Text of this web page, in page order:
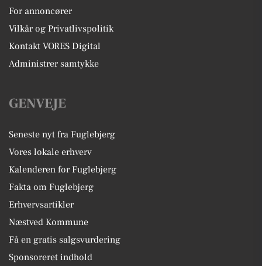
For annoncører
Vilkår og Privatlivspolitik
Kontakt VORES Digital
Administrer samtykke
GENVEJE
Seneste nyt fra Fuglebjerg
Vores lokale erhverv
Kalenderen for Fuglebjerg
Fakta om Fuglebjerg
Erhvervsartikler
Næstved Kommune
Få en gratis salgsvurdering
Sponsoreret indhold